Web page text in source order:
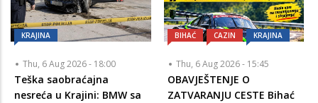
KRAJINA
Thu, 6 Aug 2026 - 18:00
Teška saobraćajna
nesreća u Krajini: BMW sa
BIHAĆ CAZIN KRAJINA
Thu, 6 Aug 2026 - 15:45
OBAVJEŠTENJE O
ZATVARANJU CESTE Bihać